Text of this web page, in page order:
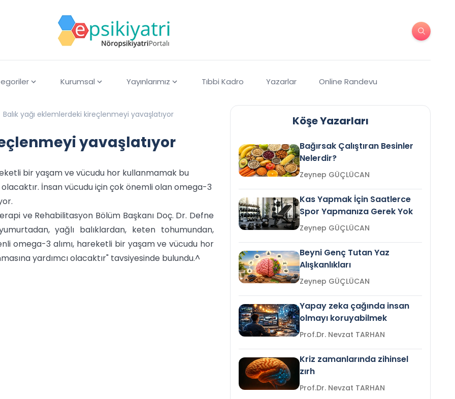
Kurumsal Yayınlarımız Tıbbi Kadro Yazarlar Online Randevu
Balık yağı eklemlerdeki kireçlenmeyi yavaşlatıyor
yavaşlatıyor
bir yaşam ve vücudu hor kullanmamak bu
İnsan vücudu için çok önemli olan omega-3
ve Rehabilitasyon Bölüm Başkanı Doç. Dr. Defne
yağlı balıklardan, keten tohumundan,
omega-3 alımı, hareketli bir yaşam ve vücudu hor
yardımcı olacaktır" tavsiyesinde bulundu.^
Köşe Yazarları
Bağırsak Çalıştıran Besinler
Nelerdir?
Zeynep GÜÇLÜCAN
Kas Yapmak İçin Saatlerce
Spor Yapmanıza Gerek Yok
Zeynep GÜÇLÜCAN
Beyni Genç Tutan Yaz
Alışkanlıkları
Zeynep GÜÇLÜCAN
Yapay zeka çağında insan
olmayı koruyabilmek
Prof.Dr. Nevzat TARHAN
Kriz zamanlarında zihinsel
zırh
Prof.Dr. Nevzat TARHAN